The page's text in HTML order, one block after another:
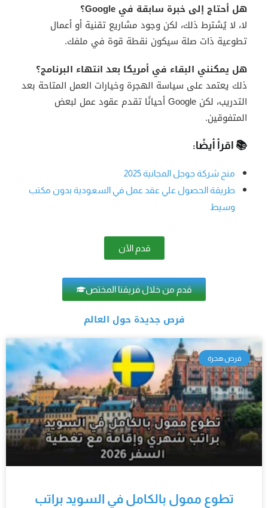
هل أحتاج إلى خبرة سابقة في Google؟
لا، لا يُشترط ذلك، لكن وجود مشاريع تقنية أو أعمال
تطوعية ذات صلة سيكون نقطة قوة في ملفك.
هل يمكنني البقاء في أمريكا بعد انتهاء البرنامج؟
ذلك يعتمد على سياسة الهجرة وخيارات العمل المتاحة بعد
التدريب، لكن Google أحيانًا تقدم عقود عمل لبعض
المتفوقين.
📚 اقرأ أيضًا:
منح شركة جوجل المجانية 2025
طريقة الحصول علي عقد عمل في السعودية بدون مكتب
وسيط
قدم الآن
قدم من خلال فريقنا المختص
فرص جديدة حول العالم
فرص هجرة
تطوع ممول بالكامل في السويد براتب